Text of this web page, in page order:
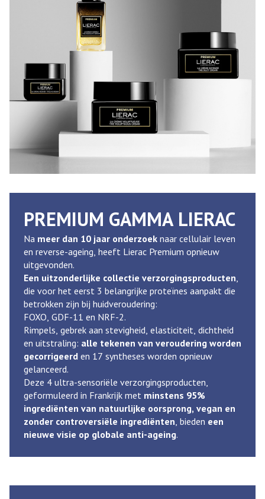
PREMIUM GAMMA LIERAC
Na meer dan 10 jaar onderzoek naar cellulair leven
en reverse-ageing, heeft Lierac Premium opnieuw
uitgevonden.
Een uitzonderlijke collectie verzorgingsproducten,
die voor het eerst 3 belangrijke proteïnes aanpakt die
betrokken zijn bij huidveroudering:
FOXO, GDF-11 en NRF-2.
Rimpels, gebrek aan stevigheid, elasticiteit, dichtheid
en uitstraling: alle tekenen van veroudering worden
gecorrigeerd en 17 syntheses worden opnieuw
gelanceerd.
Deze 4 ultra-sensoriële verzorgingsproducten,
geformuleerd in Frankrijk met minstens 95%
ingrediënten van natuurlijke oorsprong, vegan en
zonder controversiële ingrediënten, bieden een
nieuwe visie op globale anti-ageing.